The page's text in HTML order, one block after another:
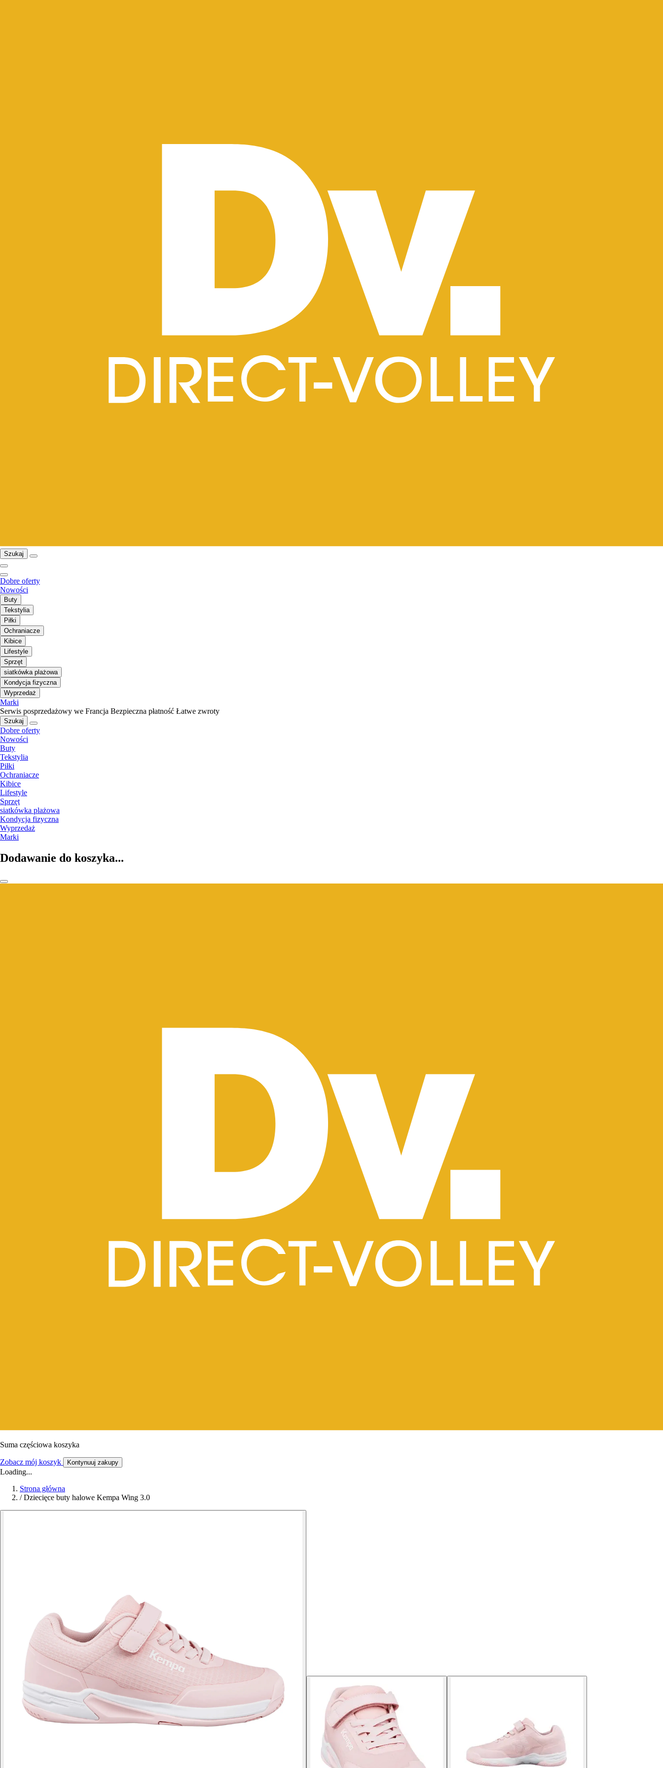
Szukaj
Dobre oferty
Nowości
Buty
Tekstylia
Piłki
Ochraniacze
Kibice
Lifestyle
Sprzęt
siatkówka plażowa
Kondycja fizyczna
Wyprzedaż
Marki
Serwis posprzedażowy we Francja Bezpieczna płatność Łatwe zwroty
Szukaj
Dobre oferty
Nowości
Buty
Tekstylia
Piłki
Ochraniacze
Kibice
Lifestyle
Sprzęt
siatkówka plażowa
Kondycja fizyczna
Wyprzedaż
Marki
Dodawanie do koszyka...
Suma częściowa koszyka
Zobacz mój koszyk Kontynuuj zakupy
Loading...
Strona główna
/ Dziecięce buty halowe Kempa Wing 3.0